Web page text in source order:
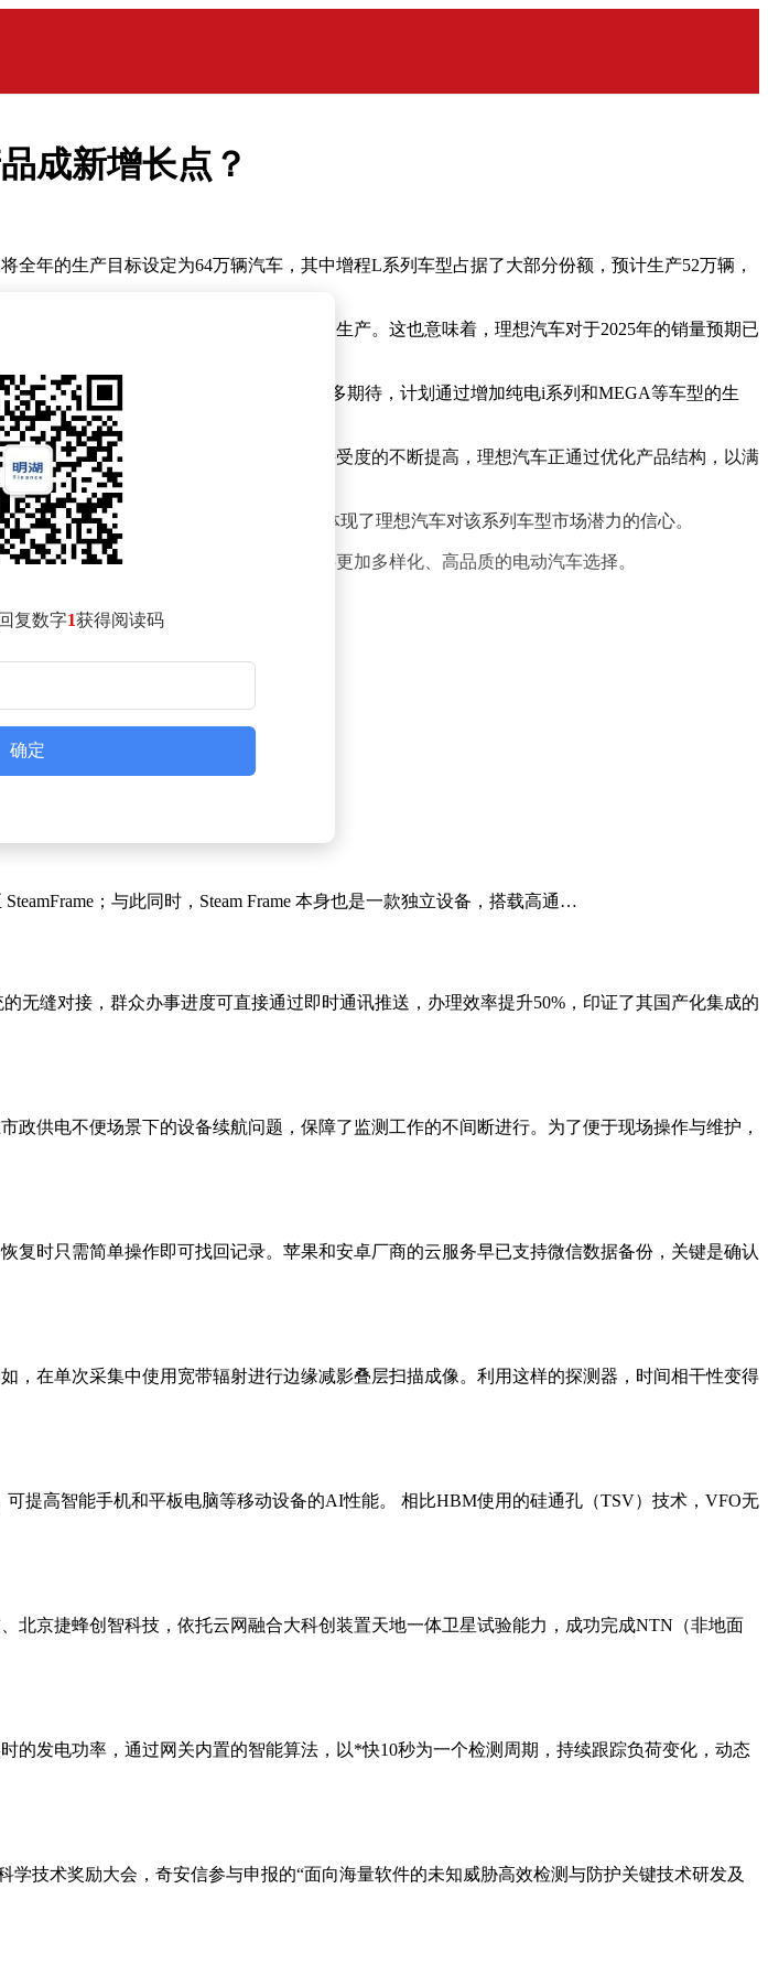
成新增长点？
年的生产目标设定为64万辆汽车，其中增程L系列车型占据了大部分份额，预计生产52万辆，
销定产的模式，即根据市场需求来规划生产。这也意味着，理想汽车对于2025年的销量预期已
理想汽车也表达了对纯电动产品线的更多期待，计划通过增加纯电i系列和MEGA等车型的生
的日益成熟和消费者对于新能源汽车接受度的不断提高，理想汽车正通过优化产品结构，以满
将增程L系列的生产目标大幅提升，也体现了理想汽车对该系列车型市场潜力的信心。
计理念，理想汽车致力于为消费者提供更加多样化、高品质的电动汽车选择。
在新能源汽车市场中的地位。
复数字1获得阅读码
确定
；与此同时，Steam Frame 本身也是一款独立设备，搭载高通…
缝对接，群众办事进度可直接通过即时通讯推送，办理效率提升50%，印证了其国产化集成的
供电不便场景下的设备续航问题，保障了监测工作的不间断进行。为了便于现场操作与维护，
时只需简单操作即可找回记录。苹果和安卓厂商的云服务早已支持微信数据备份，关键是确认
在单次采集中使用宽带辐射进行边缘减影叠层扫描成像。利用这样的探测器，时间相干性变得
提高智能手机和平板电脑等移动设备的AI性能。 相比HBM使用的硅通孔（TSV）技术，VFO无
北京捷蜂创智科技，依托云网融合大科创装置天地一体卫星试验能力，成功完成NTN（非地面
发电功率，通过网关内置的智能算法，以*快10秒为一个检测周期，持续跟踪负荷变化，动态
技术奖励大会，奇安信参与申报的“面向海量软件的未知威胁高效检测与防护关键技术研发及